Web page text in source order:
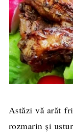
Astăzi vă arăt
rozmarin şi